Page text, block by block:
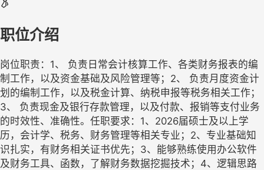
职位介绍
岗位职责：1、 负责日常会计核算工作、各类财务报表的编
制工作，以及资金基础及风险管理等；2、 负责月度资金计
划的编制工作，以及税金计算、纳税申报等税务相关工作；
3、 负责现金及银行存款管理，以及付款、报销等支付业务
的时效性、准确性。任职要求：1、2026届硕士及以上学
历，会计学、税务、财务管理等相关专业；2、专业基础知
识扎实，有财务相关证书优先；3、能够熟练使用办公软件
及财务工具、函数，了解财务数据挖掘技术；4、逻辑思路